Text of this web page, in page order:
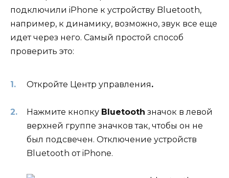
подключили iPhone к устройству Bluetooth,
например, к динамику, возможно, звук все еще
идет через него. Самый простой способ
проверить это:
Откройте Центр управления.
Нажмите кнопку Bluetooth значок в левой
верхней группе значков так, чтобы он не
был подсвечен. Отключение устройств
Bluetooth от iPhone.